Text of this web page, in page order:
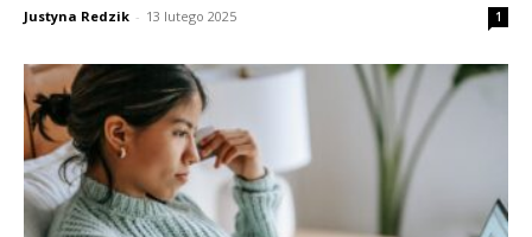
Justyna Redzik - 13 lutego 2025 1